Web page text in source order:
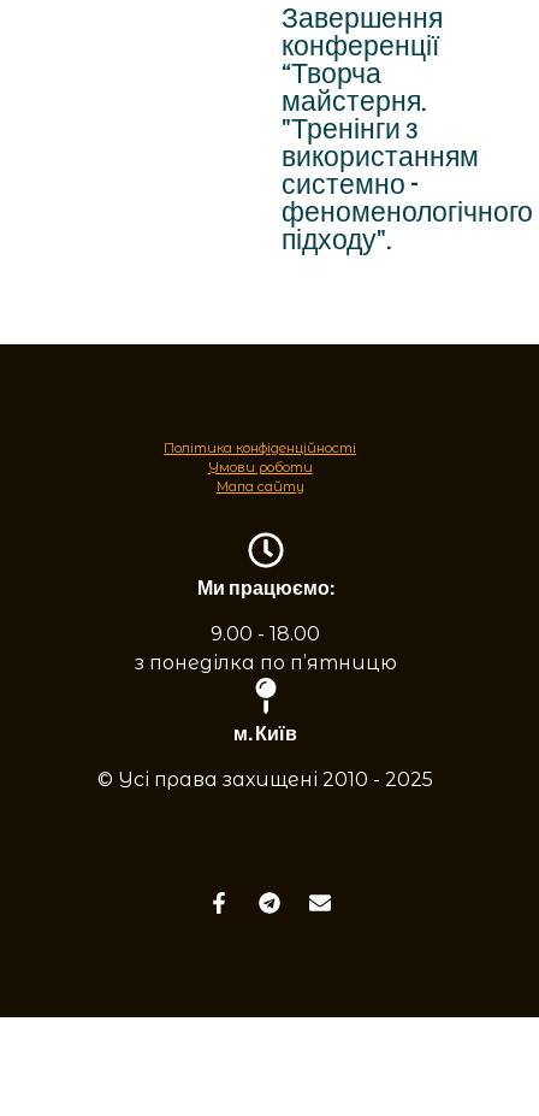
Завершення
конференції
“Творча
майстерня.
"Тренінги з
використанням
системно -
феноменологічного
підходу".
Політика конфіденційності
Умови роботи
Мапа сайту
Ми працюємо:
9.00 - 18.00
з понеділка по п’ятницю
м. Київ
© Усі права захищені 2010 - 2025